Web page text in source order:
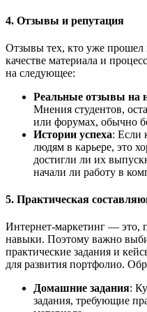
4. Отзывы и репутация
Отзывы тех, кто уже прошел
качестве материала и
на следующее:
Реальные отзывы на
Мнения студентов,
или форумах, обычно
Истории успеха: Если
людям в карьере, это
достигли ли их
начали ли работу в
5. Практическая
Интернет-маркетинг — это,
навыки. Поэтому важно
практические задания и
для развития портфолио.
Домашние задания:
задания, требующие